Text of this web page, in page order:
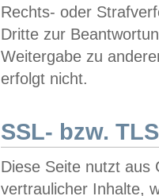
Rechts- oder
Dritte zur
Weitergabe zu
erfolgt nicht.
SSL- bzw.
Diese Seite nutzt aus
vertraulicher Inhalte,